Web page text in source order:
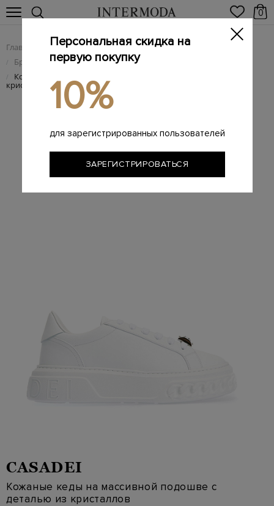
0
Главная Женщинам / Женская обувь
/ Брендовые женские кроссовки
/ Кожаные кеды на массивной подошве с деталью из
кристаллов
CASADEI
Кожаные кеды на массивной подошве с
деталью из кристаллов
Персональная скидка на
первую покупку
10%
для зарегистрированных пользователей
ЗАРЕГИСТРИРОВАТЬСЯ